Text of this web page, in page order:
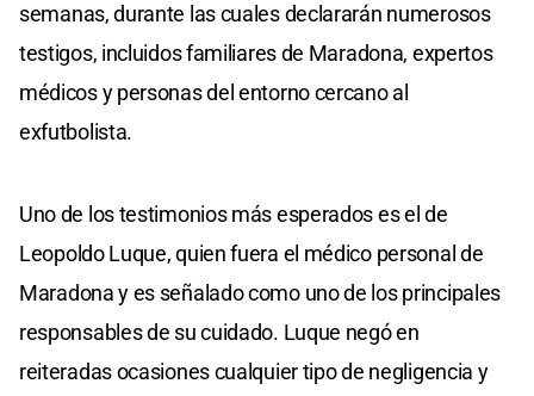
semanas, durante las cuales declararán numerosos
testigos, incluidos familiares de Maradona, expertos
médicos y personas del entorno cercano al
exfutbolista.
Uno de los testimonios más esperados es el de
Leopoldo Luque, quien fuera el médico personal de
Maradona y es señalado como uno de los principales
responsables de su cuidado. Luque negó en
reiteradas ocasiones cualquier tipo de negligencia y